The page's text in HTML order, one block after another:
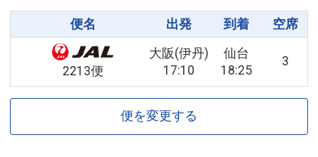
便名 出発 到着 空席
2213便
大阪(伊丹)
17:10
仙台
18:25
3
便を変更する